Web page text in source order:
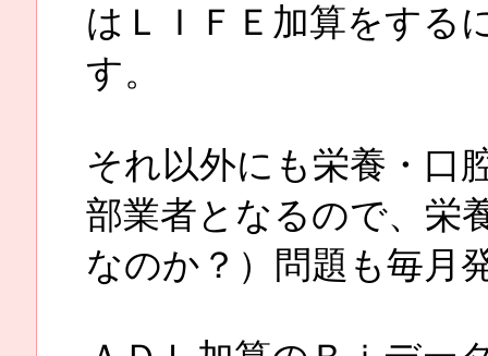
はＬＩＦＥ加算をする
す。
それ以外にも栄養・口
部業者となるので、栄
なのか？）問題も毎月